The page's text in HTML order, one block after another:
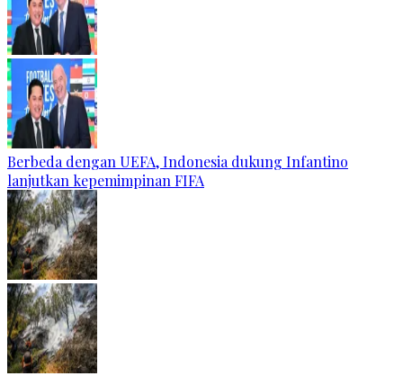
Berbeda dengan UEFA, Indonesia dukung Infantino
lanjutkan kepemimpinan FIFA